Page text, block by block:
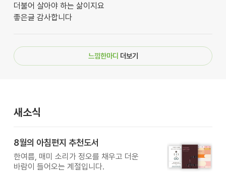
더불어 살아야 하는 삶이지요
좋은글 감사합니다
느낌한마디 더보기
새소식
8월의 아침편지 추천도서
한여름, 매미 소리가 정오를 채우고 더운
바람이 들어오는 계절입니다.